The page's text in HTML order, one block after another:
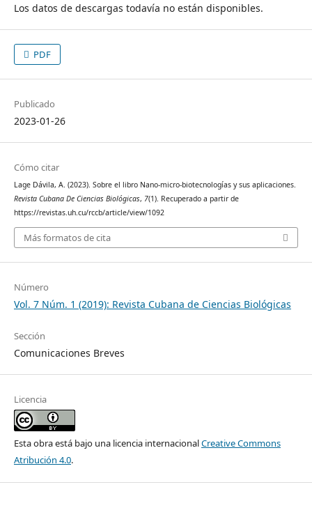
Los datos de descargas todavía no están disponibles.
PDF
Publicado
2023-01-26
Cómo citar
Lage Dávila, A. (2023). Sobre el libro Nano-micro-biotecnologías y sus aplicaciones.
Revista Cubana De Ciencias Biológicas, 7(1). Recuperado a partir de
https://revistas.uh.cu/rccb/article/view/1092
Más formatos de cita
Número
Vol. 7 Núm. 1 (2019): Revista Cubana de Ciencias Biológicas
Sección
Comunicaciones Breves
Licencia
Esta obra está bajo una licencia internacionalCreative Commons
Atribución 4.0.